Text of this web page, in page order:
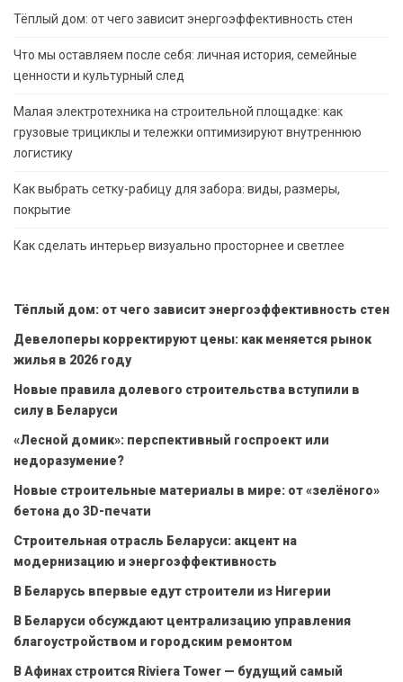
Тёплый дом: от чего зависит энергоэффективность стен
Что мы оставляем после себя: личная история, семейные
ценности и культурный след
Малая электротехника на строительной площадке: как
грузовые трициклы и тележки оптимизируют внутреннюю
логистику
Как выбрать сетку-рабицу для забора: виды, размеры,
покрытие
Как сделать интерьер визуально просторнее и светлее
Тёплый дом: от чего зависит энергоэффективность стен
Девелоперы корректируют цены: как меняется рынок
жилья в 2026 году
Новые правила долевого строительства вступили в
силу в Беларуси
«Лесной домик»: перспективный госпроект или
недоразумение?
Новые строительные материалы в мире: от «зелёного»
бетона до 3D-печати
Строительная отрасль Беларуси: акцент на
модернизацию и энергоэффективность
В Беларусь впервые едут строители из Нигерии
В Беларуси обсуждают централизацию управления
благоустройством и городским ремонтом
В Афинах строится Riviera Tower — будущий самый